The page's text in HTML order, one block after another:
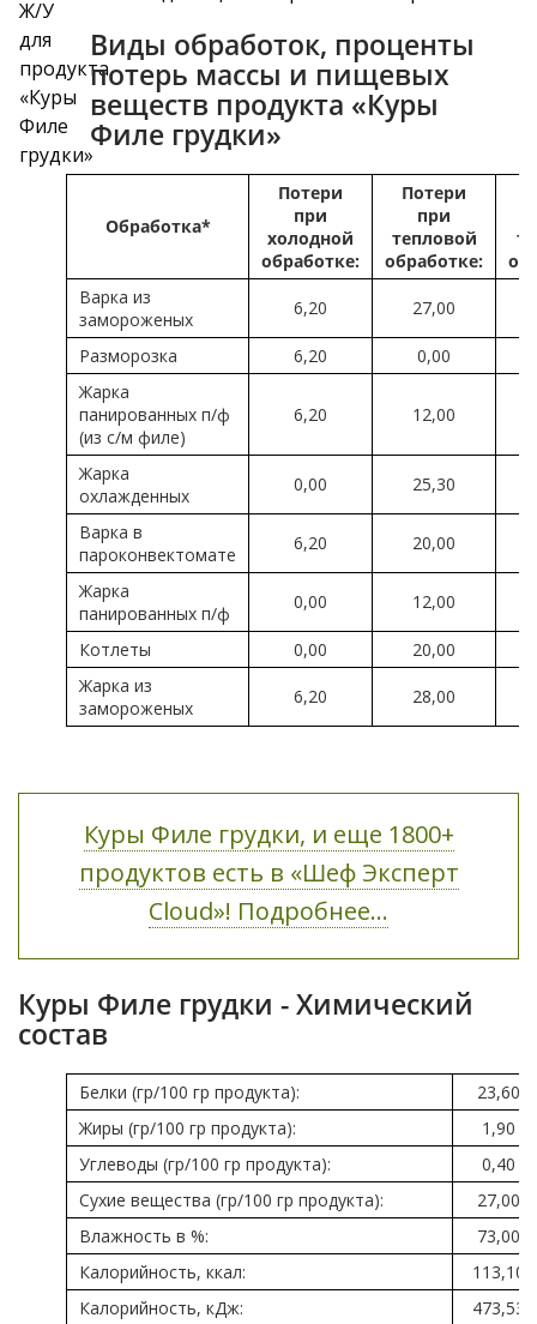
Виды обработок, проценты
потерь массы и пищевых
веществ продукта «Куры
Филе грудки»
Обработка*
Потери
при
холодной
обработке:
Потери
при
тепловой
обработке:
Варка из
замороженых
6,20 27,00
Разморозка 6,20
0,00
Жарка
панированных п/ф
(из с/м филе)
6,20 12,00
Жарка
охлажденных
0,00 25,30
Варка в
пароконвектомате
6,20 20,00
Жарка
панированных п/ф
0,00 12,00
Котлеты 0,00
20,00
Жарка из
замороженых
6,20 28,00
Куры Филе грудки, и еще 1800+
продуктов есть в «Шеф Эксперт
Cloud»! Подробнее...
Куры Филе грудки - Химический
состав
Белки (гр/100 гр продукта):
23,60
Жиры (гр/100 гр продукта):
1,90
Углеводы (гр/100 гр продукта):
0,40
Сухие вещества (гр/100 гр продукта):
27,00
Влажность в %:
73,00
Калорийность, ккал:
113,10
Калорийность, кДж:
473,53